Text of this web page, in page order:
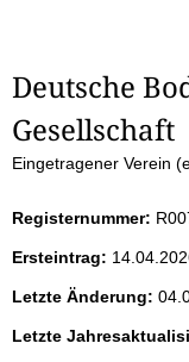
S
e
t
e
n
Deutsche
Gesellschaft
Eingetragener Verein
Registernummer:
Ersteintrag:
Letzte Änderung:
Letzte